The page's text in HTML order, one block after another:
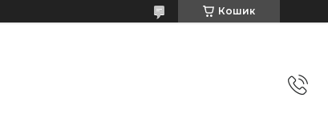
Кошик